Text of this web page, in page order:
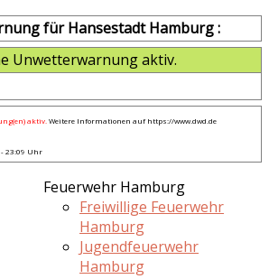
für Hansestadt Hamburg :
Unwetterwarnung aktiv.
aktiv. Weitere Informationen aufhttps://www.dwd.de
23:09 Uhr
Feuerwehr Hamburg
Freiwillige Feuerwehr
Hamburg
Jugendfeuerwehr
Hamburg